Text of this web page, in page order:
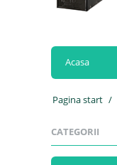
Acasa
Pagina start /
CATEGORII